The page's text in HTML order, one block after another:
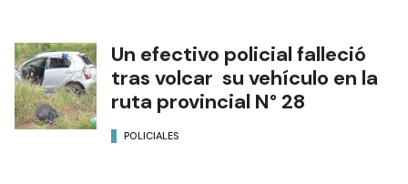
Un efectivo policial falleció
tras volcar su vehículo en la
ruta provincial N° 28
POLICIALES